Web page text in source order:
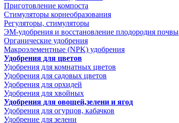
Приготовление компоста
Стимуляторы корнеобразования
Регуляторы, стимуляторы
ЭМ-удобрения и восстановление плодородия почвы
Органические удобрения
Макроэлементные (NPK) удобрения
Удобрения для цветов
Удобрения для комнатных цветов
Удобрения для садовых цветов
Удобрения для орхидей
Удобрения для хвойных
Удобрения для овощей,зелени и ягод
Удобрения для огурцов, кабачков
Удобрение для зелени